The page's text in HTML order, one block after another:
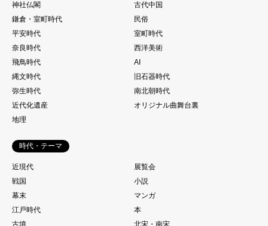
神社仏閣
古代中国
鎌倉・室町時代
民俗
平安時代
室町時代
奈良時代
西洋美術
飛鳥時代
AI
縄文時代
旧石器時代
弥生時代
南北朝時代
近代化遺産
オリジナル曲舞台裏
地理
時代・テーマ
近現代
展覧会
戦国
小説
幕末
マンガ
江戸時代
本
古墳
北宋・南宋